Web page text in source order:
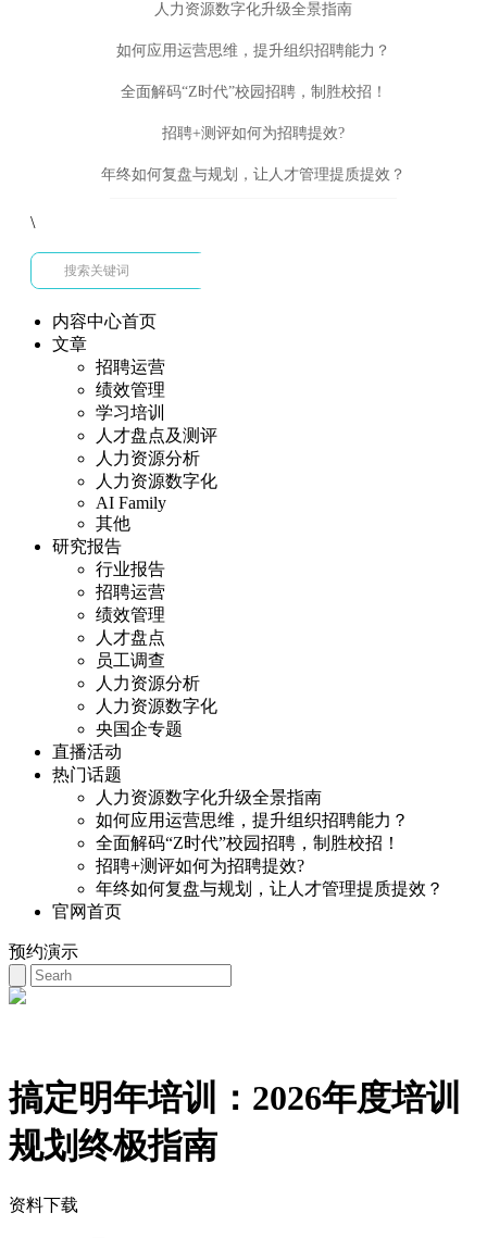
人力资源数字化升级全景指南
如何应用运营思维，提升组织招聘能力？
全面解码“Z时代”校园招聘，制胜校招！
招聘+测评如何为招聘提效?
年终如何复盘与规划，让人才管理提质提效？
\
内容中心首页
文章
招聘运营
绩效管理
学习培训
人才盘点及测评
人力资源分析
人力资源数字化
AI Family
其他
研究报告
行业报告
招聘运营
绩效管理
人才盘点
员工调查
人力资源分析
人力资源数字化
央国企专题
直播活动
热门话题
人力资源数字化升级全景指南
如何应用运营思维，提升组织招聘能力？
全面解码“Z时代”校园招聘，制胜校招！
招聘+测评如何为招聘提效?
年终如何复盘与规划，让人才管理提质提效？
官网首页
预约演示
搞定明年培训：2026年度培训
规划终极指南
资料下载